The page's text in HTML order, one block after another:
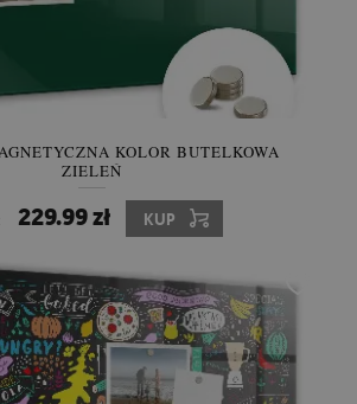
KOLOR BUTELKOWA
ZIELEŃ
229.99 zł KUP